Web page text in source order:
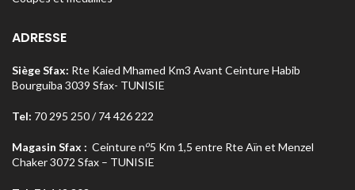
ADRESSE
Siège Sfax: Rte Kaied Mhamed Km3 Avant Ceinture Habib
Bourguiba 3039 Sfax- TUNISIE
Tel: 70 295 250 / 74 426 222
Magasin Sfax : Ceinture no5 Km 1,5 entre Rte Aïn et Menzel
Chaker 3072 Sfax – TUNISIE